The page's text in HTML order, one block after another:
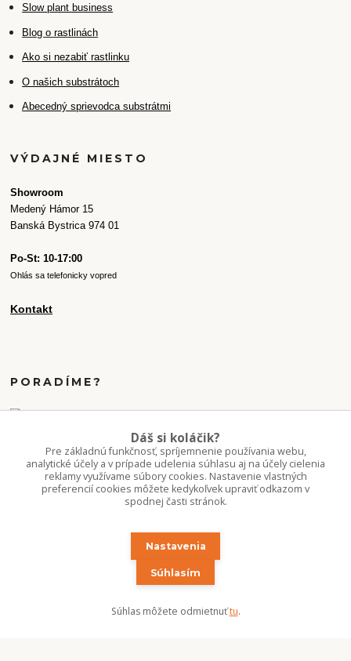
Slow plant business
Blog o rastlinách
Ako si nezabiť rastlinku
O našich substrátoch
Abecedný sprievodca substrátmi
VÝDAJNÉ MIESTO
Showroom
Medený Hámor 15
Banská Bystrica 974 01
Po-St: 10-17:00
Ohlás sa telefonicky vopred
Kontakt
PORADÍME?
Po-Pi 10-16:00
info.kvetaren@gmail.com
Upravit sběr cookies.
Dáš si koláčik?
Pre základnú funkčnosť, spríjemnenie používania webu,
analytické účely a v prípade udelenia súhlasu aj na účely cielenia
reklamy využívame súbory cookies. Nastavenie vlastných
preferencií cookies môžete kedykoľvek upraviť odkazom v
spodnej časti stránok.
Nastavenia
Súhlasím
Súhlas môžete odmietnuťtu.